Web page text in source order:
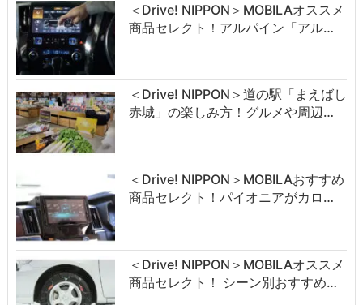
＜Drive! NIPPON＞MOBILAオススメ
商品セレクト！アルパイン「アル…
＜Drive! NIPPON＞道の駅「まえばし
赤城」の楽しみ方！グルメや周辺…
＜Drive! NIPPON＞MOBILAおすすめ
商品セレクト！パイオニアがカロ…
＜Drive! NIPPON＞MOBILAオススメ
商品セレクト！ シーン別おすすめ…